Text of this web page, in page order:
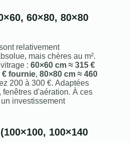
60×80, 80×80
relativement
mais chères au m².
: 60×60 cm ≈ 315 €
€ fournie, 80×80 cm ≈ 460
200 à 300 €. Adaptées
d'aération. À ces
investissement
100×140